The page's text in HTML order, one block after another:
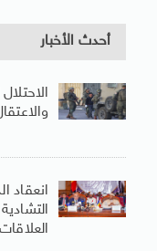
أحدث الأخبار
انعقاد